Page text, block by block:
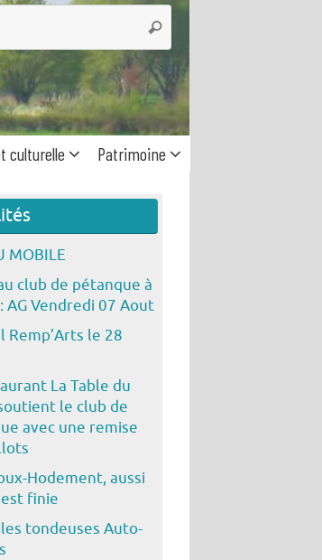
Rechercher
culturelle Patrimoine
MOBILE
club de pétanque à
AG Vendredi 07 Aout
Remp’Arts le 28
La Table du
le club de
avec une remise
Hodement, aussi
est finie
tondeuses Auto-